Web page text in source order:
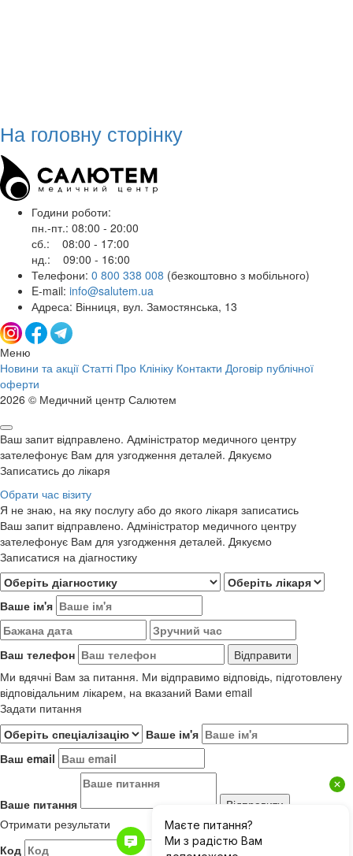
На головну сторінку
Години роботи:
пн.-пт.: 08:00 - 20:00
сб.: 08:00 - 17:00
нд.: 09:00 - 16:00
Телефони: 0 800 338 008 (безкоштовно з мобільного)
E-mail: info@salutem.ua
Адреса: Вінниця, вул. Замостянська, 13
Меню
Новини та акції Статті Про Клініку Контакти Договір публічної
оферти
2026 © Медичний центр Салютем
Ваш запит відправлено. Адміністратор медичного центру
зателефонує Вам для узгодження деталей. Дякуємо
Записатись до лікаря
Обрати час візиту
Я не знаю, на яку послугу або до якого лікаря записатись
Ваш запит відправлено. Адміністратор медичного центру
зателефонує Вам для узгодження деталей. Дякуємо
Записатися на діагностику
Ваше ім'я
Ваш телефон
Ми вдячні Вам за питання. Ми відправимо відповідь, підготовлену
відповідальним лікарем, на вказаний Вами email
Задати питання
Ваше ім'я
Ваш email
Ваше питання
Отримати результати
Код
Результати до 01.06.2019